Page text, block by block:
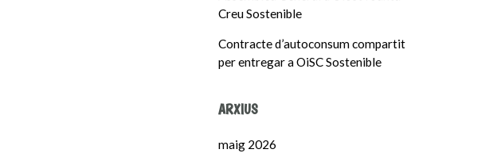
Creu Sostenible
Contracte d’autoconsum compartit
per entregar a OiSC Sostenible
ARXIUS
maig 2026